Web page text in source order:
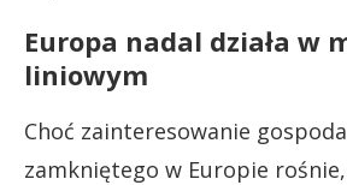
Europa nadal działa w
liniowym
Choć zainteresowanie
zamkniętego w Europie